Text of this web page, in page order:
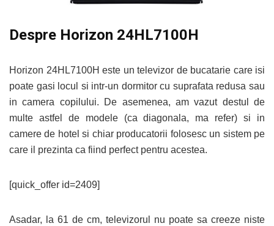
Despre Horizon 24HL7100H
Horizon 24HL7100H este un televizor de bucatarie care isi
poate gasi locul si intr-un dormitor cu suprafata redusa sau
in camera copilului. De asemenea, am vazut destul de
multe astfel de modele (ca diagonala, ma refer) si in
camere de hotel si chiar producatorii folosesc un sistem pe
care il prezinta ca fiind perfect pentru acestea.
[quick_offer id=2409]
Asadar, la 61 de cm, televizorul nu poate sa creeze niste